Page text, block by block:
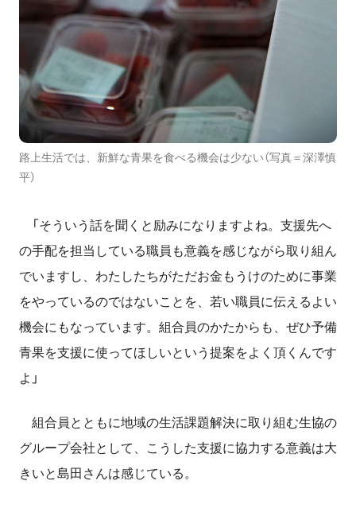
路上生活では、新鮮な青果を食べる機会は少ない（写真＝深澤慎
平）
「そういう話を聞くと励みになりますよね。支援先へ
の手配を担当している職員も意義を感じながら取り組ん
でいますし、わたしたちがただお金もうけのために事業
をやっているのではないことを、若い職員に伝えるよい
機会にもなっています。組合員のかたからも、ぜひ予備
青果を支援に使ってほしいという提案をよく頂くんです
よ」
組合員とともに地域の生活課題解決に取り組む生協の
グループ会社として、こうした支援に協力する意義は大
きいと島田さんは感じている。